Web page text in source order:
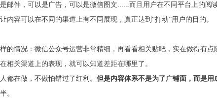
邮件，可以是广告，可以是微信图文......而且用户在不同平台上的阅
容可以在不同的渠道上有不同展现，真正达到“打动”用户的目的。
的情况：微信公众号运营非常精细，再看看相关贴吧，实在做得有
相关渠道上的表现，就可以知道差距在哪里了。
都在做，不做怕错过了红利。 但是内容体系不是为了广铺面，而是用
。